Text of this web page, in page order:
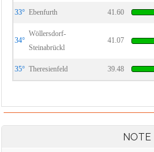
33° Ebenfurth 41.60
34°
Wöllersdorf-
Steinabrückl
41.07
35° Theresienfeld 39.48
NOTE